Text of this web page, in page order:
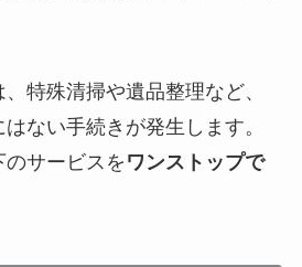
特殊清掃や遺品整理など、
ない手続きが発生します。
サービスを ワンストップで